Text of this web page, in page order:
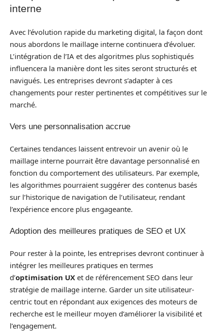
interne
Avec l’évolution rapide du marketing digital, la façon dont
nous abordons le maillage interne continuera d’évoluer.
L’intégration de l’IA et des algoritmes plus sophistiqués
influencera la manière dont les sites seront structurés et
navigués. Les entreprises devront s’adapter à ces
changements pour rester pertinentes et compétitives sur le
marché.
Vers une personnalisation accrue
Certaines tendances laissent entrevoir un avenir où le
maillage interne pourrait être davantage personnalisé en
fonction du comportement des utilisateurs. Par exemple,
les algorithmes pourraient suggérer des contenus basés
sur l’historique de navigation de l’utilisateur, rendant
l’expérience encore plus engageante.
Adoption des meilleures pratiques de SEO et UX
Pour rester à la pointe, les entreprises devront continuer à
intégrer les meilleures pratiques en termes
d’optimisation UX et de référencement SEO dans leur
stratégie de maillage interne. Garder un site utilisateur-
centric tout en répondant aux exigences des moteurs de
recherche est le meilleur moyen d’améliorer la visibilité et
l’engagement.